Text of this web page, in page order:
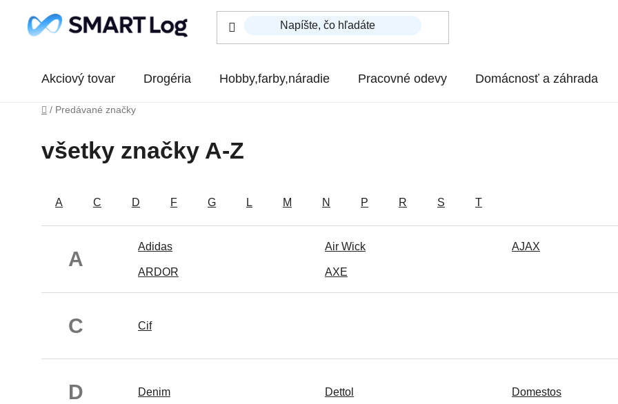
Akciový tovar Drogéria Hobby,farby,náradie Pracovné odevy Domácnosť a záhrada
Domov
/ Predávané značky
všetky značky A-Z
A C D F G L M N P R S T
A
Adidas Air Wick AJAX
ARDOR AXE
C Cif
D Denim Dettol Domestos